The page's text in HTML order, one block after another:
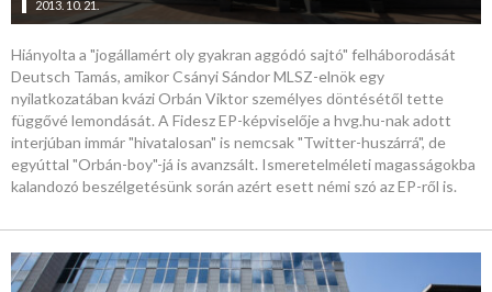
2013. 10. 21.
Hiányolta a "jogállamért oly gyakran aggódó sajtó" felháborodását
Deutsch Tamás, amikor Csányi Sándor MLSZ-elnök egy
nyilatkozatában kvázi Orbán Viktor személyes döntésétől tette
függővé lemondását. A Fidesz EP-képviselője a hvg.hu-nak adott
interjúban immár "hivatalosan" is nemcsak "Twitter-huszárrá", de
egyúttal "Orbán-boy"-já is avanzsált. Ismeretelméleti magasságokba
kalandozó beszélgetésünk során azért esett némi szó az EP-ről is.